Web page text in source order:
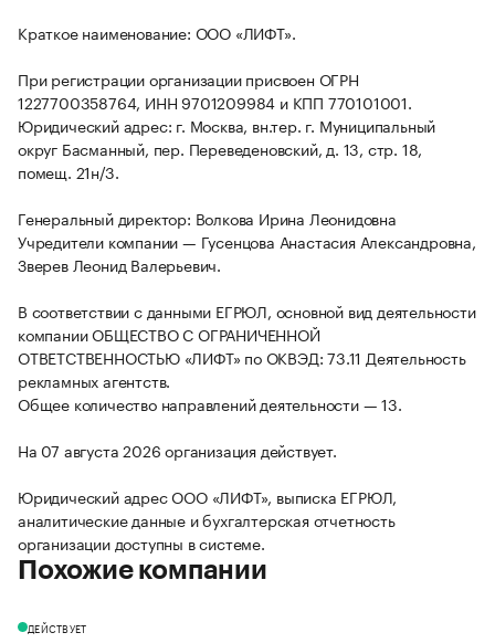
Краткое наименование: ООО «ЛИФТ».
При регистрации организации присвоен ОГРН
1227700358764, ИНН 9701209984 и КПП 770101001.
Юридический адрес: г. Москва, вн.тер. г. Муниципальный
округ Басманный, пер. Переведеновский, д. 13, стр. 18,
помещ. 21н/3.
Генеральный директор: Волкова Ирина Леонидовна
Учредители компании — Гусенцова Анастасия Александровна,
Зверев Леонид Валерьевич.
В соответствии с данными ЕГРЮЛ, основной вид деятельности
компании ОБЩЕСТВО С ОГРАНИЧЕННОЙ
ОТВЕТСТВЕННОСТЬЮ «ЛИФТ» по ОКВЭД: 73.11 Деятельность
рекламных агентств.
Общее количество направлений деятельности — 13.
На 07 августа 2026 организация действует.
Юридический адрес ООО «ЛИФТ», выписка ЕГРЮЛ,
аналитические данные и бухгалтерская отчетность
организации доступны в системе.
Похожие компании
ДЕЙСТВУЕТ